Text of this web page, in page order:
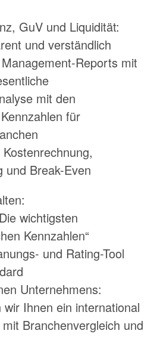
GuV und Liquidität:
und verständlich
Reports mit
mit den
für
und Break-Even
wichtigsten
Kennzahlen“
und Rating-Tool
Unternehmens:
Ihnen ein international
Branchenvergleich und